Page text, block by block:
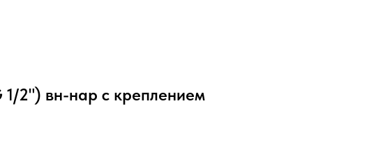
1/2") вн-нар с креплением